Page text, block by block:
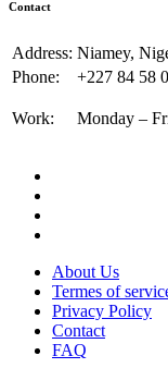
Contact
Address: Niamey,
Phone:
+227 84 58
Work: Monday –
About Us
Termes of
Privacy Policy
Contact
FAQ